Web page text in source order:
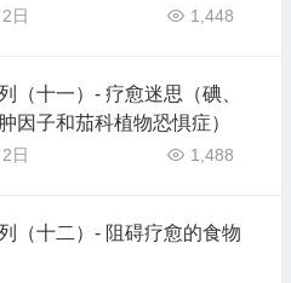
日 1,448
（十一）- 疗愈迷思（碘、
因子和茄科植物恐惧症）
日 1,488
（十二）- 阻碍疗愈的食物